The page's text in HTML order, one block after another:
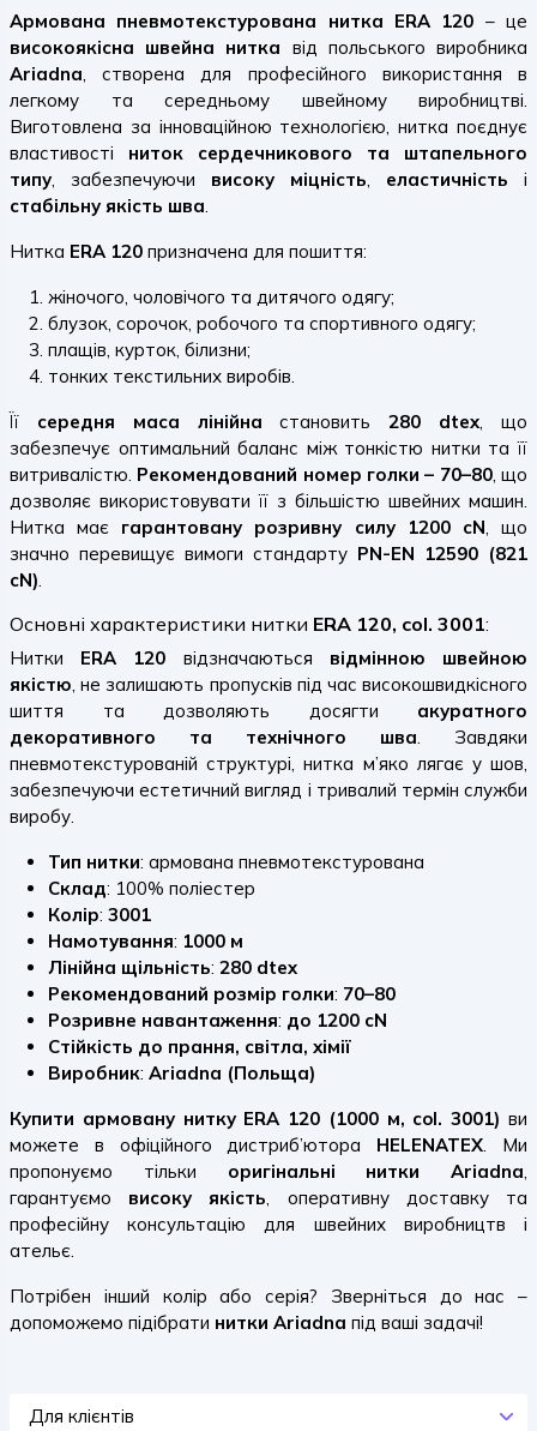
Армована пневмотекстурована нитка ERA 120 – це
високоякісна швейна нитка від польського виробника
Ariadna, створена для професійного використання в
легкому та середньому швейному виробництві.
Виготовлена за інноваційною технологією, нитка поєднує
властивості ниток сердечникового та штапельного
типу, забезпечуючи високу міцність, еластичність і
стабільну якість шва.
Нитка ERA 120 призначена для пошиття:
жіночого, чоловічого та дитячого одягу;
блузок, сорочок, робочого та спортивного одягу;
плащів, курток, білизни;
тонких текстильних виробів.
Її середня маса лінійна становить280 dtex, що
забезпечує оптимальний баланс між тонкістю нитки та її
витривалістю. Рекомендований номер голки – 70–80, що
дозволяє використовувати її з більшістю швейних машин.
Нитка має гарантовану розривну силу 1200 cN, що
значно перевищує вимоги стандарту PN-EN 12590 (821
cN).
Основні характеристики нитки ERA 120, col. 3001:
Нитки ERA 120 відзначаються відмінною швейною
якістю, не залишають пропусків під час високошвидкісного
шиття та дозволяють досягти акуратного
декоративного та технічного шва. Завдяки
пневмотекстурованій структурі, нитка м’яко лягає у шов,
забезпечуючи естетичний вигляд і тривалий термін служби
виробу.
Тип нитки: армована пневмотекстурована
Склад: 100% поліестер
Колір: 3001
Намотування: 1000 м
Лінійна щільність: 280 dtex
Рекомендований розмір голки: 70–80
Розривне навантаження: до 1200 cN
Стійкість до прання, світла, хімії
Виробник: Ariadna (Польща)
Купити армовану нитку ERA 120 (1000 м, col. 3001) ви
можете в офіційного дистриб’ютора HELENATEX. Ми
пропонуємо тільки оригінальні нитки Ariadna,
гарантуємо високу якість, оперативну доставку та
професійну консультацію для швейних виробництв і
ательє.
Потрібен інший колір або серія? Зверніться до нас –
допоможемо підібрати нитки Ariadna під ваші задачі!
Для клієнтів